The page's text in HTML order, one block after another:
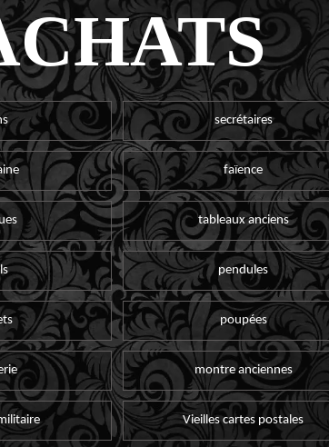
secrétaires
faïence
tableaux anciens
pendules
poupées
montre anciennes
Vieilles cartes postales